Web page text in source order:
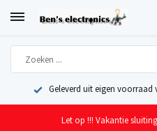
Geleverd uit eigen
Let op !!! Vakantie